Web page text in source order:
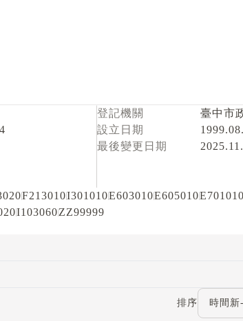
登記機關
臺中市
設立日期
最後變更日期
F213010I301010E603010E605010E701010
I103060ZZ99999
排序
評論排序